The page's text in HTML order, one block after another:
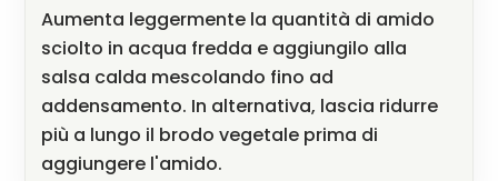
Aumenta leggermente la quantità di amido
sciolto in acqua fredda e aggiungilo alla
salsa calda mescolando fino ad
addensamento. In alternativa, lascia ridurre
più a lungo il brodo vegetale prima di
aggiungere l'amido.